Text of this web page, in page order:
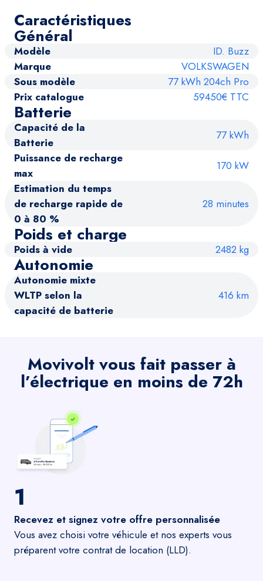
Caractéristiques
Général
Modèle
ID. Buzz
Marque
VOLKSWAGEN
Sous modèle
77 kWh 204ch Pro
Prix catalogue
59450€ TTC
Batterie
Capacité de la
Batterie
77 kWh
Puissance de recharge
max
170 kW
Estimation du temps
de recharge rapide de
0 à 80 %
28 minutes
Poids et charge
Poids à vide 2482 kg
Autonomie
Autonomie mixte
WLTP selon la
capacité de batterie
416 km
Movivolt vous fait passer à
l’électrique en moins de 72h
1
Recevez et signez votre offre personnalisée
Vous avez choisi votre véhicule et nos experts vous
préparent votre contrat de location (LLD).